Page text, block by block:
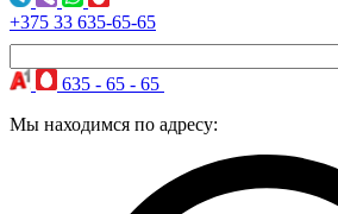
+375 33 635-65-65
635 - 65 - 65
Мы находимся по адресу: